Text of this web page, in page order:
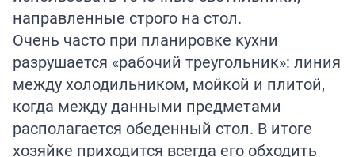
направленные строго на стол.
Очень часто при планировке кухни
разрушается «рабочий треугольник»: линия
между холодильником, мойкой и плитой,
когда между данными предметами
располагается обеденный стол. В итоге
хозяйке приходится всегда его обходить